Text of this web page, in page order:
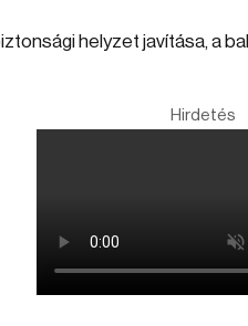
helyzet javítása, a
Hirdetés